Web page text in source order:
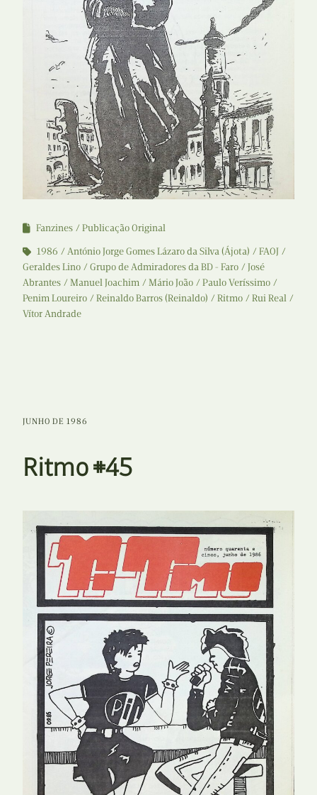
Fanzines
Publicação Original
1986
António Jorge Gomes Lázaro da Silva (Ájota)
FAOJ
Geraldes Lino
Grupo de Admiradores da BD - Faro
José
Abrantes
Manuel Joachim Mário João
Paulo Veríssimo
Penim Loureiro
Reinaldo Barros (Reinaldo) Ritmo
Rui Real
Vítor Andrade
JUNHO DE 1986
Ritmo #45